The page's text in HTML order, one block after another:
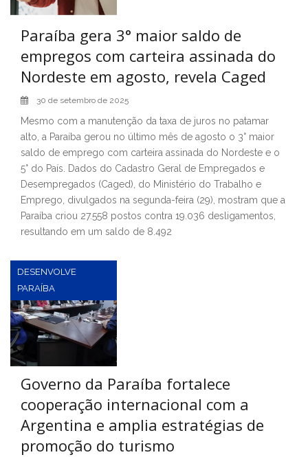
Paraíba gera 3° maior saldo de
empregos com carteira assinada do
Nordeste em agosto, revela Caged
30 de setembro de 2025
Mesmo com a manutenção da taxa de juros no patamar
alto, a Paraíba gerou no último mês de agosto o 3° maior
saldo de emprego com carteira assinada do Nordeste e o
5° do País. Dados do Cadastro Geral de Empregados e
Desempregados (Caged), do Ministério do Trabalho e
Emprego, divulgados na segunda-feira (29), mostram que a
Paraíba criou 27.558 postos contra 19.036 desligamentos,
resultando em um saldo de 8.492
DESENVOLVE
PARAÍBA
Governo da Paraíba fortalece
cooperação internacional com a
Argentina e amplia estratégias de
promoção do turismo